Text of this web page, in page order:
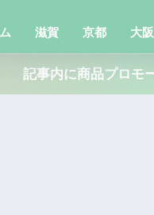
滋賀 京都 大阪
記事内に商品プロモ